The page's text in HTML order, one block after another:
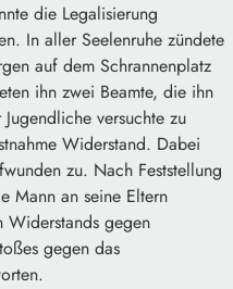
die Legalisierung
In aller Seelenruhe zündete
auf dem Schrannenplatz
ihn zwei Beamte, die ihn
versuchte zu
Widerstand. Dabei
zu. Nach Feststellung
Mann an seine Eltern
Widerstands gegen
gegen das